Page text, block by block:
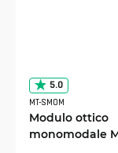
5.0
MT-SMOM
Modulo ottico
monomodale